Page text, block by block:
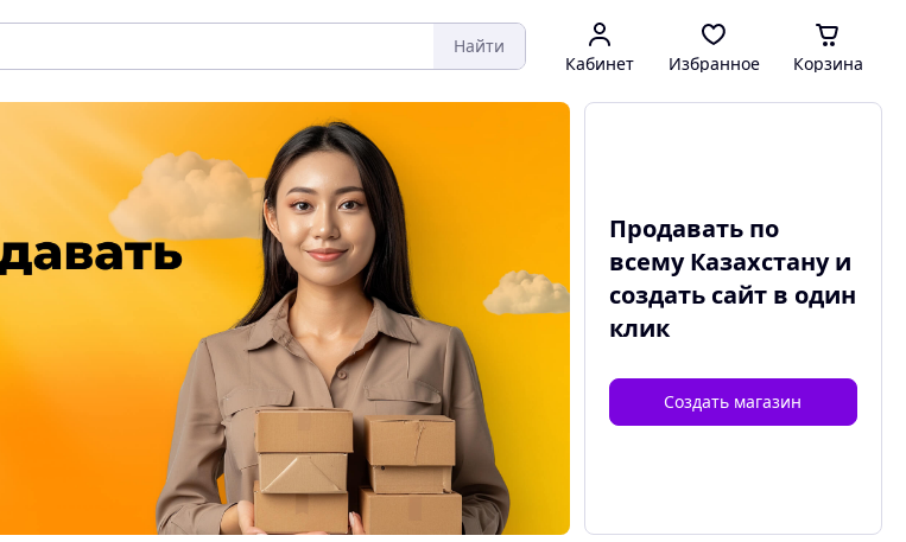
Найти
Кабинет Избранное Корзина
Продавать по
всему Казахстану и
создать сайтв один
клик
Создать магазин